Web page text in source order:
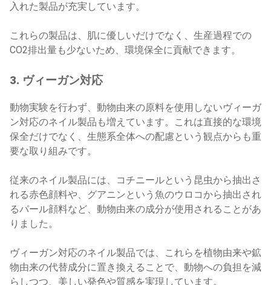
入れた製品が充実しています。
これらの製品は、肌に優しいだけでなく、生産過程での
CO2排出量も少ないため、環境保全に貢献できます。
3. ヴィーガン対応
動物実験を行わず、動物由来の原料を使用しないヴィーガ
ン対応のネイル製品も増えています。これは直接的な環境
保全だけでなく、生態系全体への配慮という観点からも重
要な取り組みです。
従来のネイル製品には、コチニールという昆虫から抽出さ
れる赤色顔料や、グアニンという魚のウロコから抽出され
るパール顔料など、動物由来の成分が使用されることがあ
りました。
ヴィーガン対応のネイル製品では、これらを植物由来や鉱
物由来の代替成分に置き換えることで、動物への負担を減
らしつつ、美しい発色や質感を実現しています。